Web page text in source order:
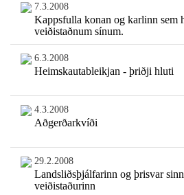
7.3.2008
Kappsfulla konan og karlinn sem
veiðistaðnum sínum.
6.3.2008
Heimskautableikjan - þriðji hluti
4.3.2008
Aðgerðarkvíði
29.2.2008
Landsliðsþjálfarinn og þrisvar
veiðistaðurinn